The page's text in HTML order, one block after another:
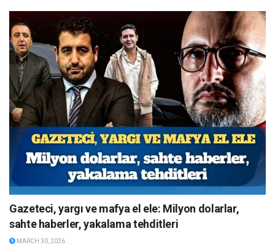
Gazeteci, yargı ve mafya el ele: Milyon dolarlar,
sahte haberler, yakalama tehditleri
MARCH 30, 2026